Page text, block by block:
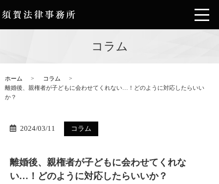
コラム
ホーム
コラム
離婚後、親権者が子どもに会わせてくれない…！どのように対応したらいい
か？
2024/03/11 コラム
離婚後、親権者が子どもに会わせてくれな
い…！どのように対応したらいいか？